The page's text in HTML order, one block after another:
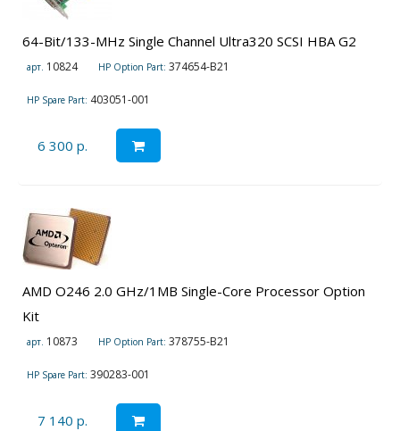
64-Bit/133-MHz Single Channel Ultra320 SCSI HBA G2
арт. 10824 HP Option Part: 374654-B21
HP Spare Part: 403051-001
6 300 р.
AMD O246 2.0 GHz/1MB Single-Core Processor Option
Kit
арт. 10873 HP Option Part: 378755-B21
HP Spare Part: 390283-001
7 140 р.